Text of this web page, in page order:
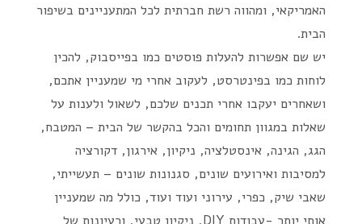
האמריקאי, ומהווה רשת חברתית לכל המתעניינים בשיפור
הבית.
יש שם אפשרות להעלות פוסטים כמו בפייסבוק, להכין
לוחות כמו בפינטרסט, לעקוב אחרי מי שמעניין אתכם,
ושאחרים יעקבו אחרי תכנים שלכם, לשאול ולענות על
שאלות במגוון תחומים והכל בהקשר של הבית – המטבח,
הגג, הגינה, אינסטלציה, ניקיון, אירגון, דקורציה
למסיבות ואירועים שונים, סגנונות שונים – תעשייתי,
שאבי שיק, כפרי, עירוני ועוד ועוד, כולל מה שמעניין